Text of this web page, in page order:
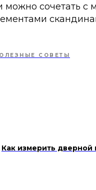
можно сочетать
СОВЕТЫ
Как измерить